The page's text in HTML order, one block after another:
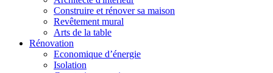
Construire et rénover sa maison
Revêtement mural
Arts de la table
Rénovation
Economique d’énergie
Isolation